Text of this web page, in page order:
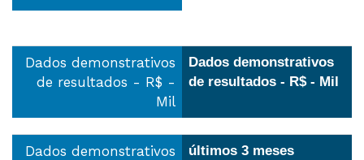
Dados demonstrativos
de resultados - R$ -
Mil
Dados demonstrativos
de resultados - R$ - Mil
Dados demonstrativos
últimos 3 meses